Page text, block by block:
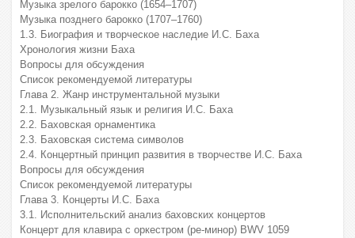
Музыка зрелого барокко (1654–1707)
Музыка позднего барокко (1707–1760)
1.3. Биография и творческое наследие И.С. Баха
Хронология жизни Баха
Вопросы для обсуждения
Список рекомендуемой литературы
Глава 2. Жанр инструментальной музыки
2.1. Музыкальный язык и религия И.С. Баха
2.2. Баховская орнаментика
2.3. Баховская система символов
2.4. Концертный принцип развития в творчестве И.С. Баха
Вопросы для обсуждения
Список рекомендуемой литературы
Глава 3. Концерты И.С. Баха
3.1. Исполнительский анализ баховских концертов
Концерт для клавира с оркестром (ре-минор) BWV 1059